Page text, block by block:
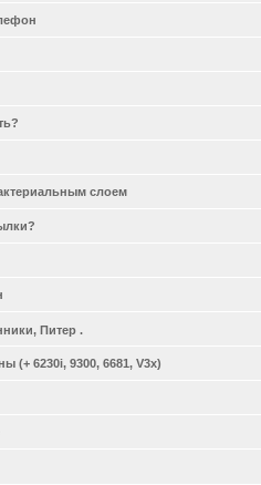
слоем
Питер .
6230i, 9300, 6681, V3x)